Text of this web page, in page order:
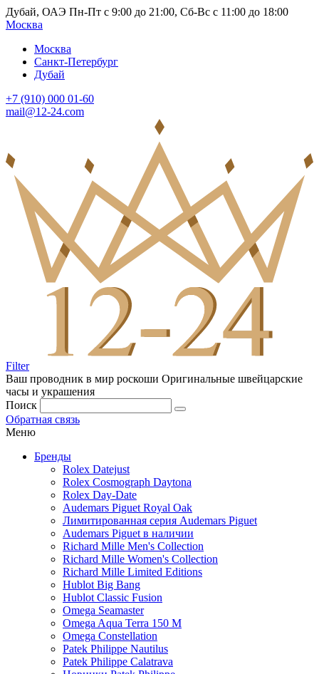
Дубай, ОАЭ Пн-Пт с 9:00 до 21:00, Сб-Вс с 11:00 до 18:00
Москва
Москва
Санкт-Петербург
Дубай
+7 (910) 000 01-60
mail@12-24.com
Filter
Ваш проводник в мир роскоши Оригинальные швейцарские
часы и украшения
Поиск
Обратная связь
Меню
Бренды
Rolex Datejust
Rolex Cosmograph Daytona
Rolex Day-Date
Audemars Piguet Royal Oak
Лимитированная серия Audemars Piguet
Audemars Piguet в наличии
Richard Mille Men's Collection
Richard Mille Women's Collection
Richard Mille Limited Editions
Hublot Big Bang
Hublot Classic Fusion
Omega Seamaster
Omega Aqua Terra 150 M
Omega Constellation
Patek Philippe Nautilus
Patek Philippe Calatrava